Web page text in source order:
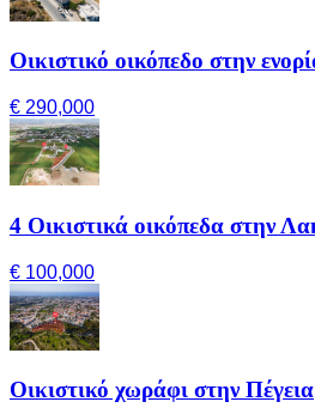
Οικιστικό οικόπεδο στην
€ 290,000
4 Οικιστικά οικόπεδα στην
€ 100,000
Οικιστικό χωράφι στην Πέγεια